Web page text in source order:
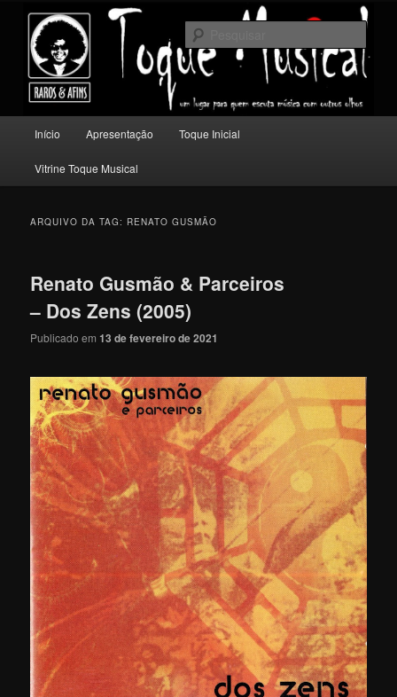
conteúdo
principal
conteúdo
secundário
Toque Musical
Um lugar para quem escuta música com outros olhos.
principal
Início Apresentação Toque Inicial
Vitrine Toque Musical
ARQUIVO DA TAG: RENATO GUSMÃO
Renato Gusmão & Parceiros
– Dos Zens (2005)
Publicado em13 de fevereiro de 2021